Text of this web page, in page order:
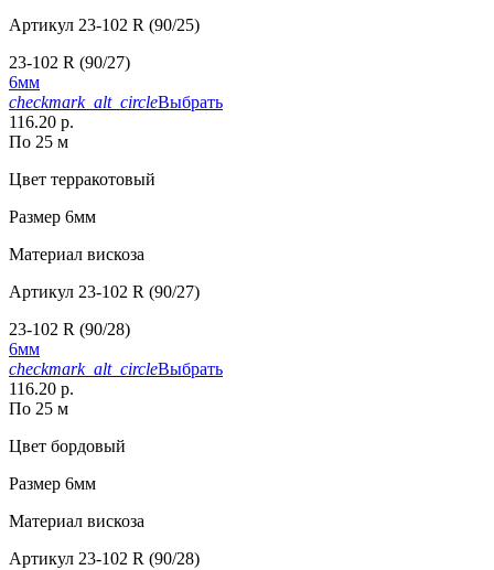
Артикул 23-102 R (90/25)
23-102 R (90/27)
6мм
checkmark_alt_circleВыбрать
116.20 р.
По 25 м
Цвет терракотовый
Размер 6мм
Материал вискоза
Артикул 23-102 R (90/27)
23-102 R (90/28)
6мм
checkmark_alt_circleВыбрать
116.20 р.
По 25 м
Цвет бордовый
Размер 6мм
Материал вискоза
Артикул 23-102 R (90/28)